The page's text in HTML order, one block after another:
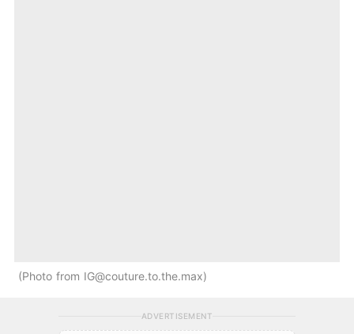
Photo from IG@couture.to.the.max
ADVERTISEMENT